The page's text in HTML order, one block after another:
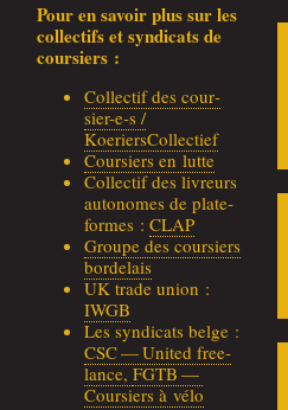
Pour en savoir plus sur les
col­lec­tifs et syn­di­cats de
coursiers :
Col­lec­tif des cour­
sier-e‑s /
KoeriersCollectief
Cour­siers en lutte
Col­lec­tif des livreurs
auto­nomes de pla­te­
formes :CLAP
Groupe des cour­siers
bordelais
UK trade union :
IWGB
Les syn­di­cats belge :
CSC — Uni­ted free­
lance,FGTB —
Cour­siers à vélo